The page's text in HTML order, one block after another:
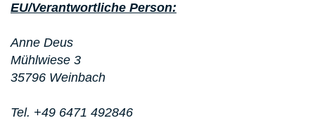
EU/Verantwortliche Person:
Anne Deus
Mühlwiese 3
35796 Weinbach
Tel. +49 6471 492846